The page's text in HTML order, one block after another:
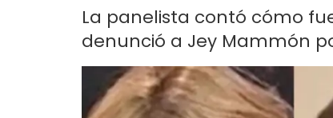
La panelista contó cómo
denunció a Jey Mammón